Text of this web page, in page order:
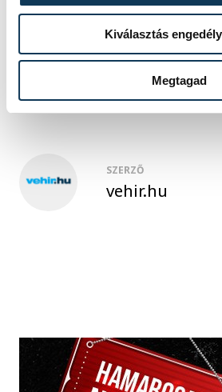
Kiválasztás
Megtagad
JOST
SZERZŐ
vehir.hu